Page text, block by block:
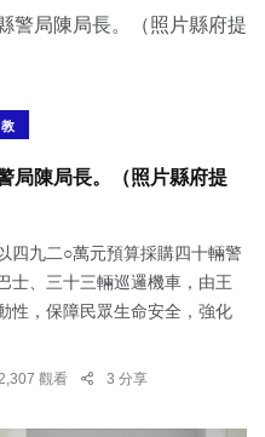
局陳局長。（照片縣府提
四九二○萬元預算採購四十輛警
士、三十三輛巡邏機車，由王
性，保障民眾生命安全，強化
2,307 觀看 3 分享